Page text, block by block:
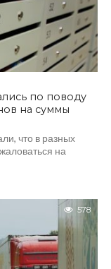
по поводу
на суммы
что в разных
на
578